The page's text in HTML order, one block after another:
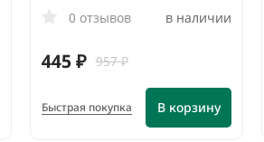
0 отзывов
в наличии
445 ₽ 957 ₽
В корзину
Быстрая покупка